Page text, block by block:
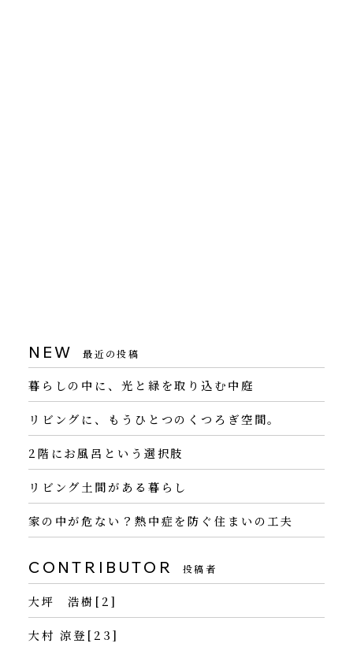
NEW 最近の投稿
暮らしの中に、光と緑を取り込む中庭
リビングに、もうひとつのくつろぎ空間。
2階にお風呂という選択肢
リビング土間がある暮らし
家の中が危ない？熱中症を防ぐ住まいの工夫
CONTRIBUTOR 投稿者
大坪 浩樹[2]
大村 涼登[23]